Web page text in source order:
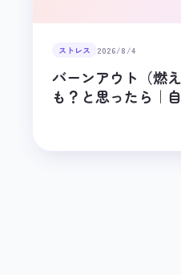
ストレス 2026/8/4
バーンアウト（燃
も？と思ったら｜